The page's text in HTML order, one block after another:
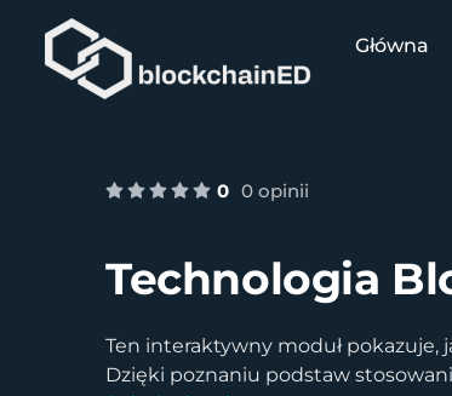
Główna
0 0 opinii
Technologia
Ten interaktywny moduł
Dzięki poznaniu podstaw